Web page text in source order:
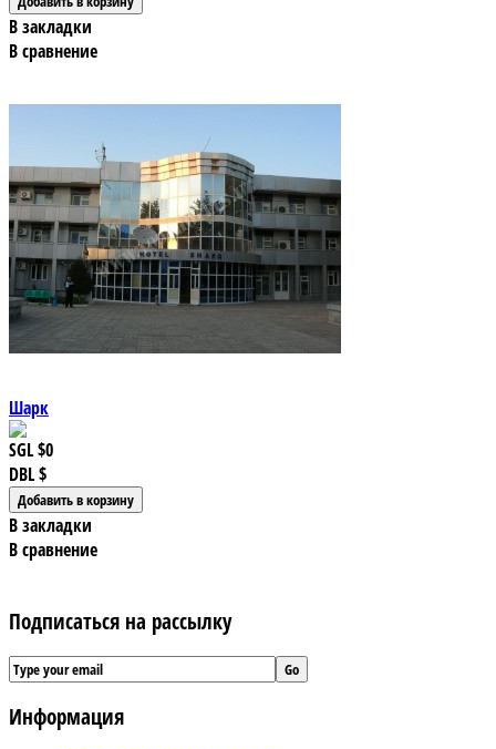
В закладки
В сравнение
Шарк
SGL$0
DBL$
В закладки
В сравнение
Подписаться на рассылку
Информация